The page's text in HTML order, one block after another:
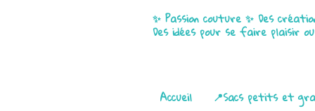
✨ Passion couture ✨ Des
Des idées pour se faire plaisir
Pages
Accueil
📍Sacs petits et